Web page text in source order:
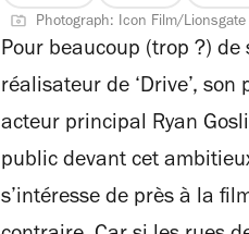
Photograph: Icon Film/Lionsgate
Pour beaucoup (trop ?)
réalisateur de ‘Drive’,
acteur principal Ryan
public devant cet
s’intéresse de près à la